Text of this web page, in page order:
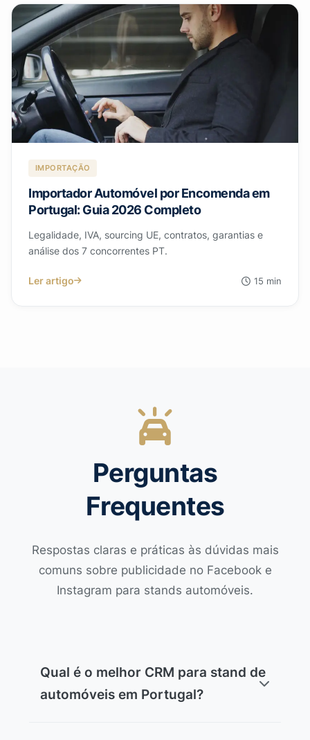
IMPORTAÇÃO
Importador Automóvel por Encomenda em
Portugal: Guia 2026 Completo
Legalidade, IVA, sourcing UE, contratos, garantias e
análise dos 7 concorrentes PT.
Ler artigo 15 min
Perguntas
Frequentes
Respostas claras e práticas às dúvidas mais
comuns sobre publicidade no Facebook e
Instagram para stands automóveis.
Qual é o melhor CRM para stand de
automóveis em Portugal?